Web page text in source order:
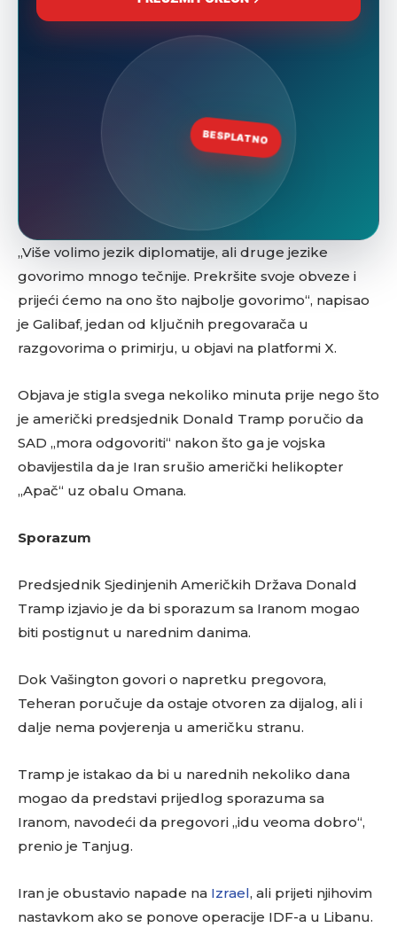
„Više volimo jezik diplomatije, ali druge jezike
govorimo mnogo tečnije. Prekršite svoje obveze i
prijeći ćemo na ono što najbolje govorimo“, napisao
je Galibaf, jedan od ključnih pregovarača u
razgovorima o primirju, u objavi na platformi X.
Objava je stigla svega nekoliko minuta prije nego što
je američki predsjednik Donald Tramp poručio da
SAD „mora odgovoriti“ nakon što ga je vojska
obavijestila da je Iran srušio američki helikopter
„Apač“ uz obalu Omana.
Sporazum
Predsjednik Sjedinjenih Američkih Država Donald
Tramp izjavio je da bi sporazum sa Iranom mogao
biti postignut u narednim danima.
Dok Vašington govori o napretku pregovora,
Teheran poručuje da ostaje otvoren za dijalog, ali i
dalje nema povjerenja u američku stranu.
Tramp je istakao da bi u narednih nekoliko dana
mogao da predstavi prijedlog sporazuma sa
Iranom, navodeći da pregovori „idu veoma dobro“,
prenio je Tanjug.
Iran je obustavio napade na Izrael, ali prijeti njihovim
nastavkom ako se ponove operacije IDF-a u Libanu.